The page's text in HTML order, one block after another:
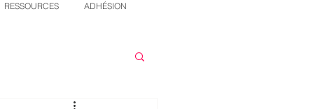
RESSOURCES ADHÉSION